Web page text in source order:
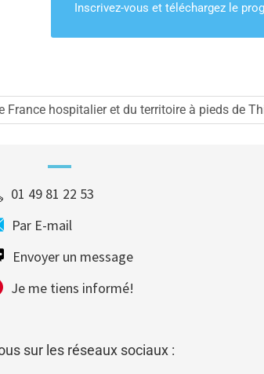
Inscrivez-vous et téléchargez le
France hospitalier et du territoire à pieds de
01 49 81 22 53
Par E-mail
Envoyer un message
Je me tiens informé!
sur les réseaux sociaux :